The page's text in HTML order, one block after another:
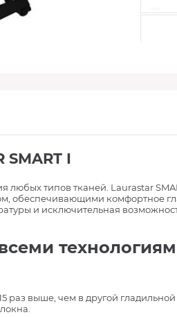
SMART I
типов тканей. Laurastar
обеспечивающими комфортное
и исключительная
раз выше, чем в другой гладильной